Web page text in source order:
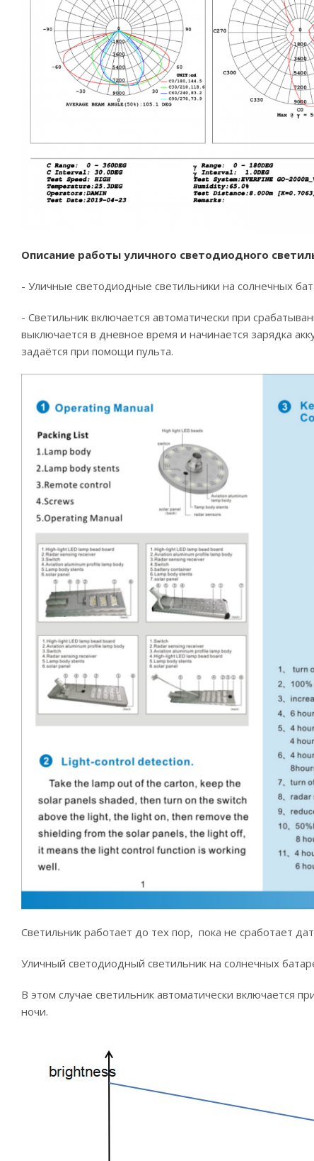
Описание работы уличного светодиодного
- Уличные светодиодные светильники на солнечных
- Светильник включается автоматически при
выключается в дневное время и начинается зарядка
задаётся при помощи пульта.
Светильник работает до тех пор, пока не сработает
Уличный светодиодный светильник на солнечных
В этом случае светильник автоматически включается
ночи.